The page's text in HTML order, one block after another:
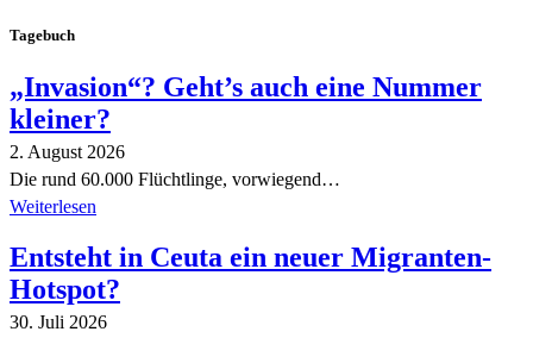
Tagebuch
„Invasion“? Geht’s auch eine Nummer
kleiner?
2. August 2026
Die rund 60.000 Flüchtlinge, vorwiegend…
Weiterlesen
Entsteht in Ceuta ein neuer Migranten-
Hotspot?
30. Juli 2026